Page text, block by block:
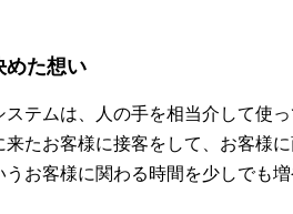
めた想い
ステムは、人の手を相当介して使
来たお客様に接客をして、お客様
うお客様に関わる時間を少しでも